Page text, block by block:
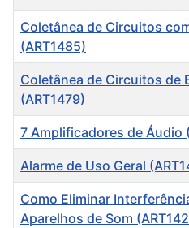
Coletânea de Circuitos
(ART1485)
Coletânea de Circuitos de
(ART1479)
7 Amplificadores de Áudio
Alarme de Uso Geral
Como Eliminar
Aparelhos de Som